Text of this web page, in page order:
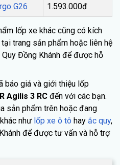
G26 1.593.000đ
lốp xe khác cũng có kích
trang sản phẩm hoặc liên hệ
Đồng Khánh để được hỗ
báo giá và giới thiệu lốp
Agilis 3 RC đến với các bạn.
sản phẩm trên hoặc đang
như lốp xe ô tô hay ắc quy,
để được tư vấn và hỗ trợ